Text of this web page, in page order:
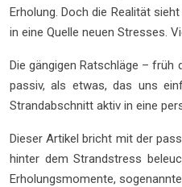
Erholung. Doch die Realität
in eine Quelle neuen Stresses.
Die gängigen Ratschläge – früh
passiv, als etwas, das uns
Strandabschnitt aktiv in eine
Dieser Artikel bricht mit der
hinter dem Strandstress
Erholungsmomente,